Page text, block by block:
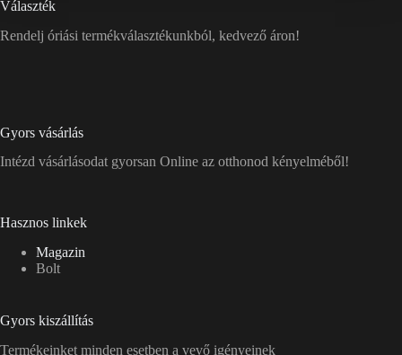
Választék
Rendelj óriási termékválasztékunkból, kedvező áron!
Gyors vásárlás
Intézd vásárlásodat gyorsan Online az otthonod kényelméből!
Hasznos linkek
Magazin
Bolt
Gyors kiszállítás
Termékeinket minden esetben a vevő igényeinek